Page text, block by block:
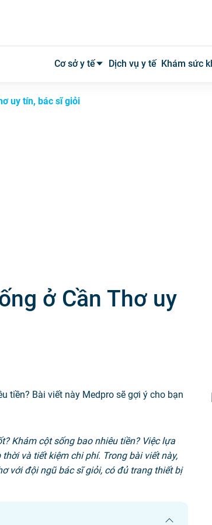
Cơ sở y tế Dịch vụ y tế Khám sức
uy tín, bác sĩ giỏi
ở Cần Thơ uy
tiền? Bài viết này Medpro sẽ gợi ý cho bạn
Khám cột sống bao nhiêu tiền? Việc lựa
và tiết kiệm chi phí. Trong bài viết này,
với đội ngũ bác sĩ giỏi, có đủ trang thiết bị